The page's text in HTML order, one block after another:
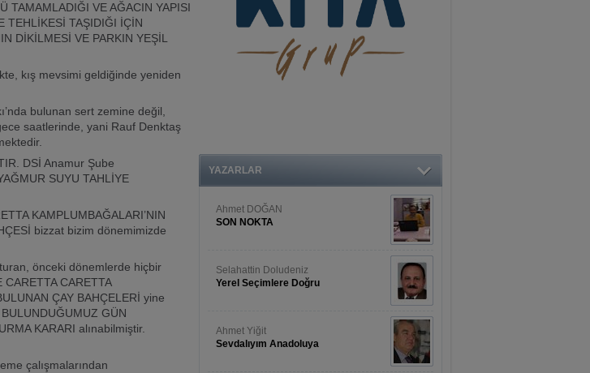
TAMAMLADIĞI VE AĞACIN YAPISI
TEHLİKESİ TAŞIDIĞI İÇİN
DİKİLMESİ VE PARKIN YEŞİL
kış mevsimi geldiğinde yeniden
bulunan sert zemine değil,
saatlerinde, yani Rauf Denktaş
DSİ Anamur Şube
SUYU TAHLİYE
KAMPLUMBAĞALARI’NIN
bizzat bizim dönemimizde
önceki dönemlerde hiçbir
CARETTA
ÇAY BAHÇELERİ yine
GÜN
KARARI alınabilmiştir.
çalışmalarından
YAZARLAR
Ahmet Yiğit
Sevdalıyım Anadoluya
sulama sistemi…
Nihat ERKAN
Anamur Deniz Dünyası Antik Sanat